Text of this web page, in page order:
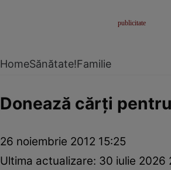
HomeSănătate!Familie
Donează cărţi
26 noiembrie 2012 15:25
Ultima actualizare: 30 iulie 2026